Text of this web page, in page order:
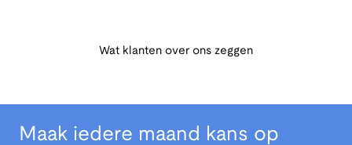
Wat klanten over ons zeggen
Maak iedere maand kans op